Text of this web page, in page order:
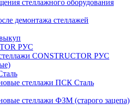
стеллажного оборудования
демонтажа стеллажей
РУС
CONSTRUCTOR РУС
стеллажи ПСК Сталь
стеллажи ФЗМ (старого зацепа)